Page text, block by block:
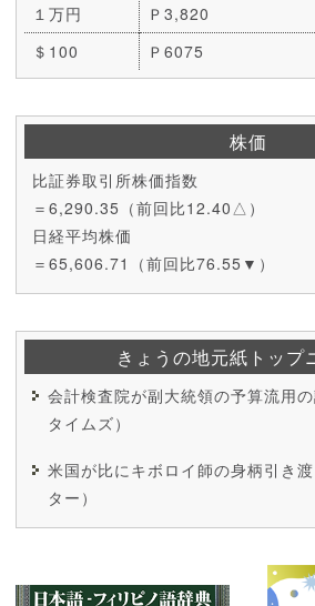
１万円
Ｐ3,820
＄100
Ｐ6075
株価
比証券取引所株価指数
＝6,290.35（前回比12.40△）
日経平均株価
＝65,606.71（前回比76.55▼）
きょうの地元紙トップ
会計検査院が副大統領の予算流用
タイムズ）
米国が比にキボロイ師の身柄引き
ター）